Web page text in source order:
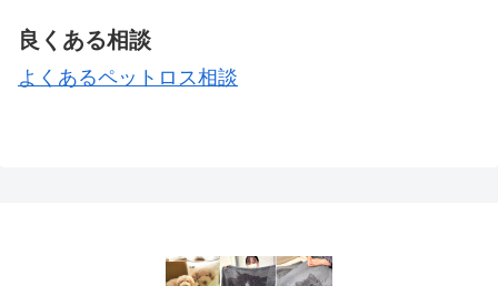
良くある相談
よくあるペットロス相談